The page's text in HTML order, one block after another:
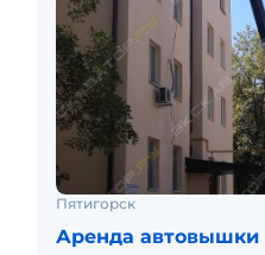
Пятигорск
Аренда автовышки